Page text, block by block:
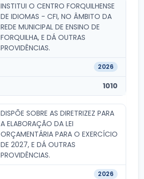
INSTITUI O CENTRO FORQUILHENSE
DE IDIOMAS - CFI, NO ÂMBITO DA
REDE MUNICIPAL DE ENSINO DE
FORQUILHA, E DÁ OUTRAS
PROVIDÊNCIAS.
2026
1010
DISPÕE SOBRE AS DIRETRIZEZ PARA
A ELABORAÇÃO DA LEI
ORÇAMENTÁRIA PARA O EXERCÍCIO
DE 2027, E DÁ OUTRAS
PROVIDÊNCIAS.
2026